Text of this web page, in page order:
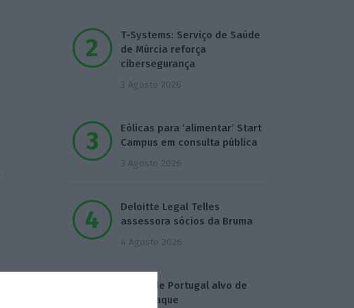
T-Systems: Serviço de Saúde
de Múrcia reforça
cibersegurança
3 Agosto 2026
Eólicas para ‘alimentar’ Start
Campus em consulta pública
3 Agosto 2026
Deloitte Legal Telles
assessora sócios da Bruma
4 Agosto 2026
Águas de Portugal alvo de
ciberataque